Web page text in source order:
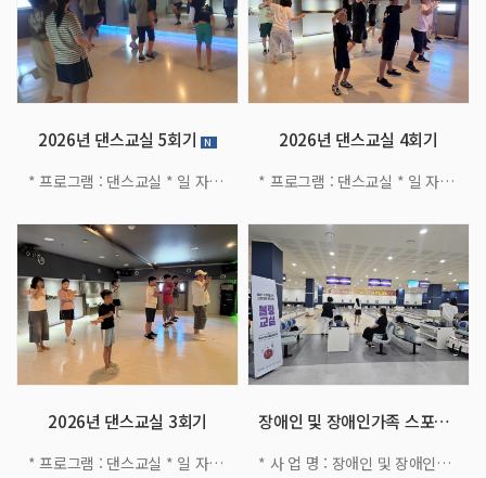
2026년 댄스교실 5회기 N
* 프로그램 : 댄스교실 * 일 자 : 2026. 8. 7. (금) 10:30~11:30 * 기 간 : 2026. 7. 24. ~ 8. 21. 총 8회기 * 대 상 : 홍성군 내 장애인 초·중·고등학생 * 내 용 : 방송댄스 배워보기
2026년 댄스교실 4회기
* 프로그램 : 댄스교실 * 일 자 : 2026. 8. 3. (월) 10:30~11:30 * 기 간 : 2026. 7. 24. ~ 8. 21. 총 8회기 * 대 상 : 홍성군 내 장애인 초·중·고등학생 * 내 용 : 방송댄스 배워보기
2026년 댄스교실 3회기
* 프로그램 : 댄스교실 * 일 자 : 2026. 7. 31. (금) 10:30~11:30 * 기 간 : 2026. 7. 24. ~ 8. 21. 총 8회기 * 대 상 : 홍성군 내 장애인 초·중·고등학생 * 내 용 : 방송댄스 배워보기
장애인 및 장애인가족 스포츠 활동 증진사업 …
* 사 업 명 : 장애인 및 장애인가족 스포츠 활동 증진사업(볼링교실) * 일 시 : 2026년 7월 매주 금요일(7/3, 7/10, 7/24, 7/31) * 참여대상 : 홍성군 거주 장애인 및 장애인 가족